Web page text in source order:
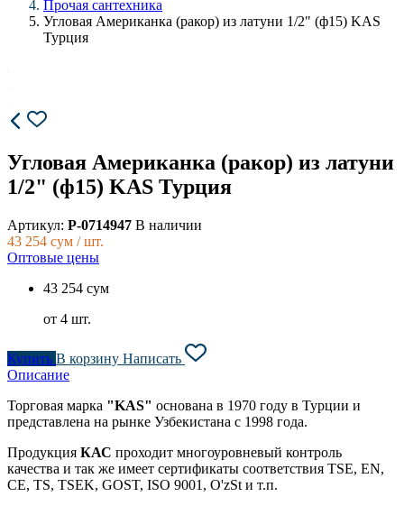
Прочая сантехника
Угловая Американка (ракор) из латуни 1/2" (ф15) KAS
Турция
Угловая Американка (ракор) из латуни
1/2" (ф15) KAS Турция
Артикул: P-0714947 В наличии
43 254 сум / шт.
Оптовые цены
43 254 сум
от 4 шт.
Купить В корзину Написать
Описание
Торговая марка "KAS" основана в 1970 году в Турции и
представлена на рынке Узбекистана с 1998 года.
Продукция КАС проходит многоуровневый контроль
качества и так же имеет сертификаты соответствия TSE, EN,
CE, TS, TSEK, GOST, ISO 9001, O'zSt и т.п.